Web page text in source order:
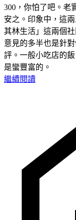
300，你怕了吧。老
安之。印象中，這
其林生活」這兩個
意見的多半也是針
評。一般小吃店的
是蠻豐富的。
繼續閱讀